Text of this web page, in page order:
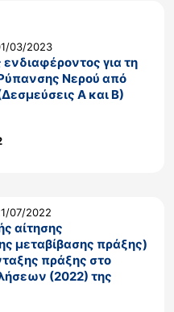
03/2023
για τη
Νερού από
Α και Β)
07/2022
αίτησης
μεταβίβασης πράξης)
πράξης στο
(2022) της